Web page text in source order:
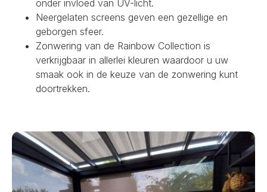
onder invloed van UV-licht.
Neergelaten screens geven een gezellige en
geborgen sfeer.
Zonwering van de Rainbow Collection is
verkrijgbaar in allerlei kleuren waardoor u uw
smaak ook in de keuze van de zonwering kunt
doortrekken.